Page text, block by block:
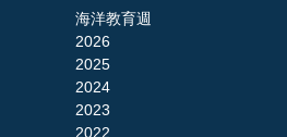
海洋教育週
2026
2025
2024
2023
2022